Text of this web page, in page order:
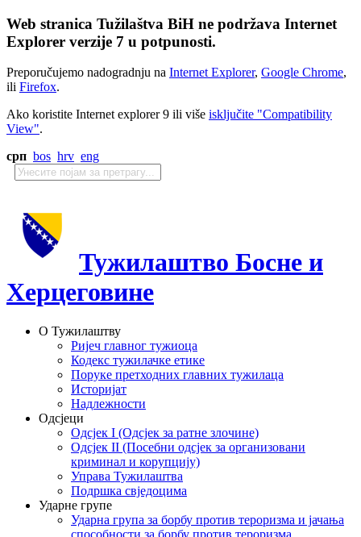
Web stranica Tužilaštva BiH ne podržava Internet
Explorer verzije 7 u potpunosti.
Preporučujemo nadogradnju na Internet Explorer, Google Chrome,
ili Firefox.
Ako koristite Internet explorer 9 ili više isključite "Compatibility
View".
срп bos hrv eng
Тужилаштво Босне и
Херцеговине
О Тужилаштву
Ријеч главног тужиоца
Кодекс тужилачке етике
Поруке претходних главних тужилаца
Историјат
Надлежности
Одсјеци
Одсјек I (Одсјек за ратне злочине)
Одсјек II (Посебни одсјек за организовани
криминал и корупцију)
Управа Тужилаштва
Подршка свједоцима
Ударне групе
Ударна група за борбу против тероризма и јачања